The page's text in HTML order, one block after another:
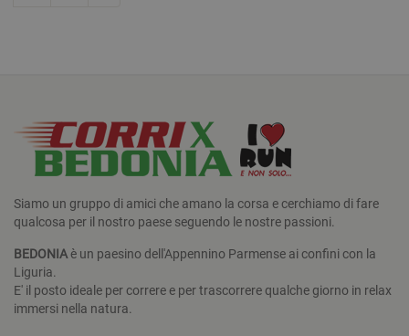
Siamo un gruppo di amici che amano la corsa e cerchiamo di fare
qualcosa per il nostro paese seguendo le nostre passioni.
BEDONIA è un paesino dell'Appennino Parmense ai confini con la
Liguria.
E' il posto ideale per correre e per trascorrere qualche giorno in relax
immersi nella natura.